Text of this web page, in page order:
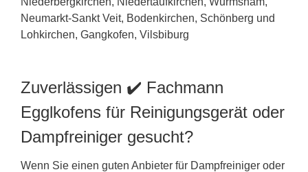
Zuverlässigen ✔️ Fachmann
Egglkofens für Reinigungsgerät oder
Dampfreiniger gesucht?
Wenn Sie einen guten Anbieter für Dampfreiniger oder